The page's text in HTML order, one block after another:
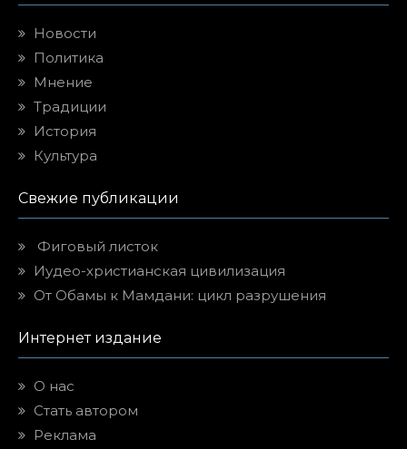
Новости
Политика
Мнение
Традиции
История
Культура
Свежие публикации
Фиговый листок
Иудео-христианская цивилизация
От Обамы к Мамдани: цикл разрушения
Интернет издание
О нас
Стать автором
Реклама